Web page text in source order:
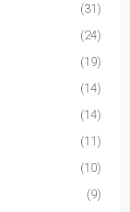
(31)
(24)
(19)
(14)
(14)
(11)
(10)
(9)